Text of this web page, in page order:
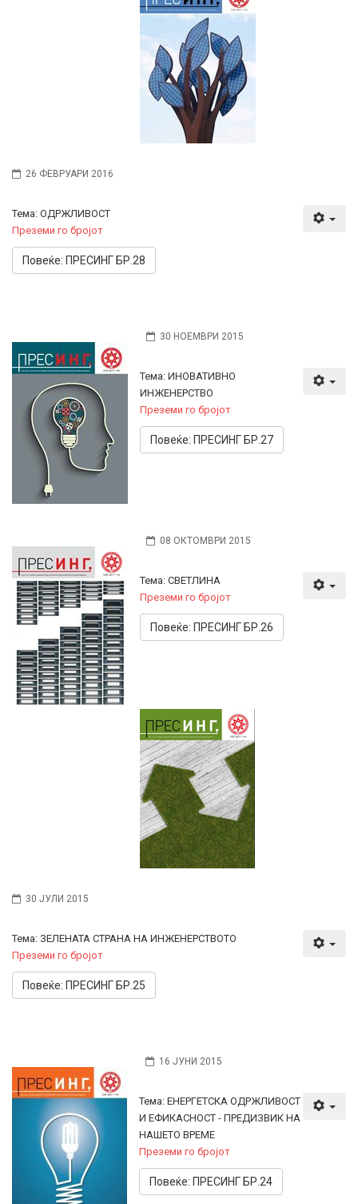
26 ФЕВРУАРИ 2016
Тема: ОДРЖЛИВОСТ
Преземи го бројот
Повеќе: ПРЕСИНГ БР.28
30 НОЕМВРИ 2015
Тема: ИНОВАТИВНО
ИНЖЕНЕРСТВО
Преземи го бројот
Повеќе: ПРЕСИНГ БР.27
08 ОКТОМВРИ 2015
Тема: СВЕТЛИНА
Преземи го бројот
Повеќе: ПРЕСИНГ БР.26
30 ЈУЛИ 2015
Тема: ЗЕЛЕНАТА СТРАНА НА ИНЖЕНЕРСТВОТО
Преземи го бројот
Повеќе: ПРЕСИНГ БР.25
16 ЈУНИ 2015
Тема: ЕНЕРГЕТСКА ОДРЖЛИВОСТ
И ЕФИКАСНОСТ - ПРЕДИЗВИК НА
НАШЕТО ВРЕМЕ
Преземи го бројот
Повеќе: ПРЕСИНГ БР.24